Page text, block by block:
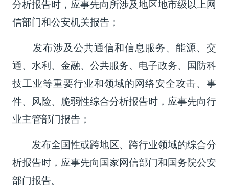
分析报告时，应事先向所涉及地区地市级以上网
信部门和公安机关报告；
发布涉及公共通信和信息服务、能源、交
通、水利、金融、公共服务、电子政务、国防科
技工业等重要行业和领域的网络安全攻击、事
件、风险、脆弱性综合分析报告时，应事先向行
业主管部门报告；
发布全国性或跨地区、跨行业领域的综合分
析报告时，应事先向国家网信部门和国务院公安
部门报告。